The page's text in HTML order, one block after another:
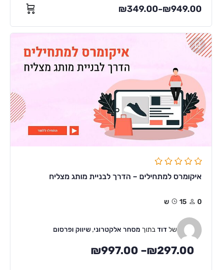
₪349.00–₪949.00
איקומרס למתחילים – הדרך לבניית מותג מצליח
0 15ש
שלדודבתוך מסחר אלקטרוני, שיווק ופרסום
₪297.00
–
₪997.00